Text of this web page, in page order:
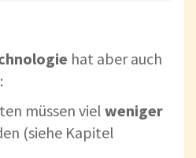
hat aber auch
:
müssen viel weniger
(siehe Kapitel